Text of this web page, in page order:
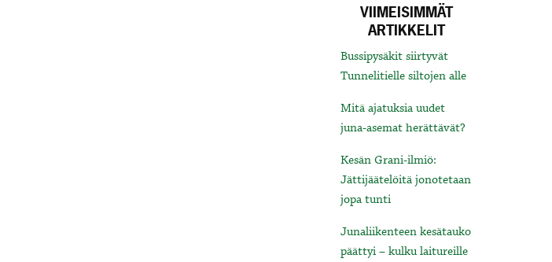
VIIMEISIMMÄT
ARTIKKELIT
Bussipysäkit siirtyvät
Tunnelitielle siltojen alle
Mitä ajatuksia uudet
juna-asemat herättävät?
Kesän Grani-ilmiö:
Jättijäätelöitä jonotetaan
jopa tunti
Junaliikenteen kesätauko
päättyi – kulku laitureille